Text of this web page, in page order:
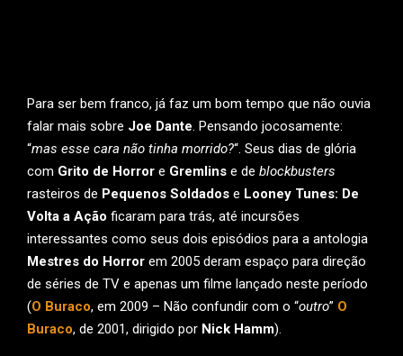
Para ser bem franco, já faz um bom tempo que não ouvia
falar mais sobre Joe Dante. Pensando jocosamente:
“mas esse cara não tinha morrido?“. Seus dias de glória
com Grito de Horror e Gremlins e de blockbusters
rasteiros de Pequenos Soldados e Looney Tunes: De
Volta a Ação ficaram para trás, até incursões
interessantes como seus dois episódios para a antologia
Mestres do Horror em 2005 deram espaço para direção
de séries de TV e apenas um filme lançado neste período
(O Buraco, em 2009 – Não confundir com o “outro” O
Buraco, de 2001, dirigido por Nick Hamm).